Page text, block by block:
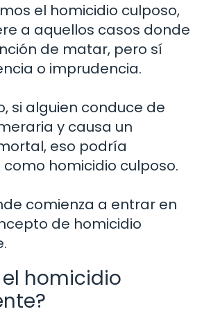
el homicidio culposo,
a aquellos casos donde
de matar, pero sí
o imprudencia.
si alguien conduce de
y causa un
eso podría
homicidio culposo.
comienza a entrar en
de homicidio
el homicidio